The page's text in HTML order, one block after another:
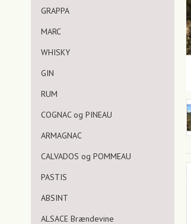
GRAPPA
MARC
WHISKY
GIN
RUM
COGNAC og PINEAU
ARMAGNAC
CALVADOS og POMMEAU
PASTIS
ABSINT
ALSACE Brændevine